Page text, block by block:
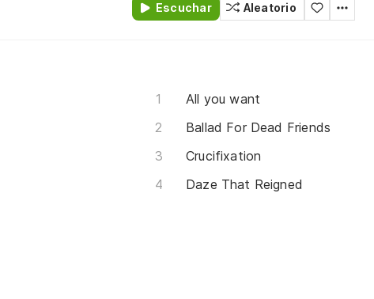
Escuchar Aleatorio
All you want
Ballad For Dead Friends
Crucifixation
Daze That Reigned